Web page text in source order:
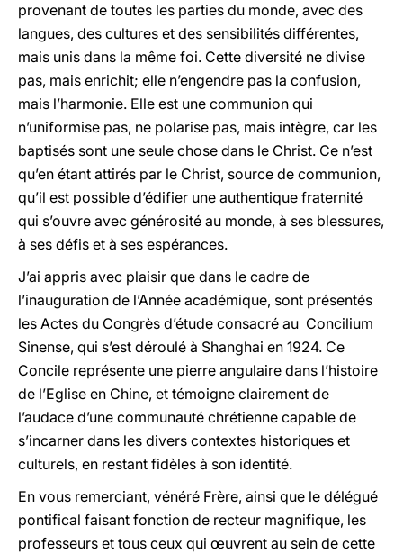
provenant de toutes les parties du monde, avec des
langues, des cultures et des sensibilités différentes,
mais unis dans la même foi. Cette diversité ne divise
pas, mais enrichit; elle n’engendre pas la confusion,
mais l’harmonie. Elle est une communion qui
n’uniformise pas, ne polarise pas, mais intègre, car les
baptisés sont une seule chose dans le Christ. Ce n’est
qu’en étant attirés par le Christ, source de communion,
qu’il est possible d’édifier une authentique fraternité
qui s’ouvre avec générosité au monde, à ses blessures,
à ses défis et à ses espérances.
J’ai appris avec plaisir que dans le cadre de
l’inauguration de l’Année académique, sont présentés
les Actes du Congrès d’étude consacré au Concilium
Sinense, qui s’est déroulé à Shanghai en 1924. Ce
Concile représente une pierre angulaire dans l’histoire
de l’Eglise en Chine, et témoigne clairement de
l’audace d’une communauté chrétienne capable de
s’incarner dans les divers contextes historiques et
culturels, en restant fidèles à son identité.
En vous remerciant, vénéré Frère, ainsi que le délégué
pontifical faisant fonction de recteur magnifique, les
professeurs et tous ceux qui œuvrent au sein de cette